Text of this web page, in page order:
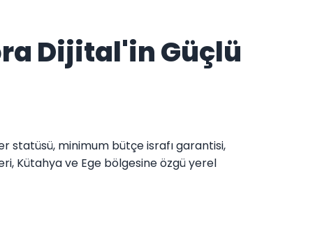
Dijital'in Güçlü
statüsü, minimum bütçe israfı garantisi,
Kütahya ve Ege bölgesine özgü yerel